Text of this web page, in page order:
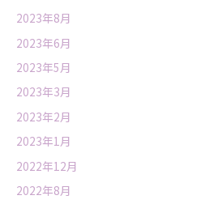
2023年8月
2023年6月
2023年5月
2023年3月
2023年2月
2023年1月
2022年12月
2022年8月